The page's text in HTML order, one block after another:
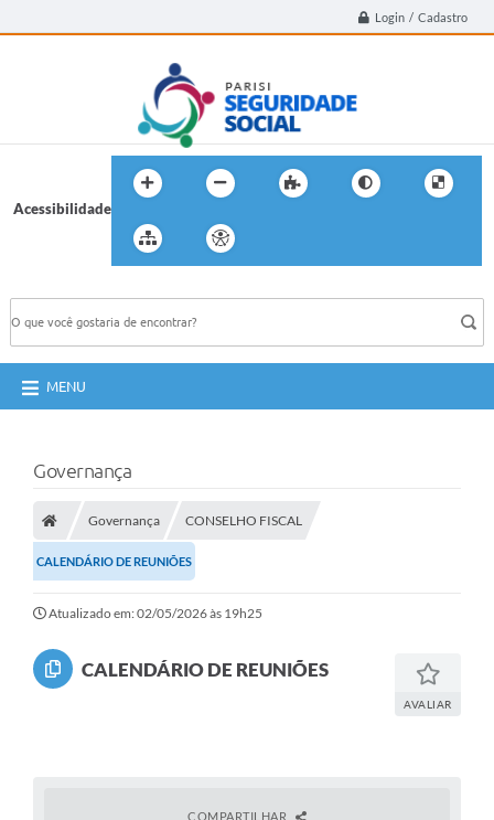
Login / Cadastro
Acessibilidade
MENU
Governança
Governança CONSELHO FISCAL
CALENDÁRIO DE REUNIÕES
Atualizado em: 02/05/2026 às 19h25
CALENDÁRIO DE REUNIÕES
AVALIAR
COMPARTILHAR